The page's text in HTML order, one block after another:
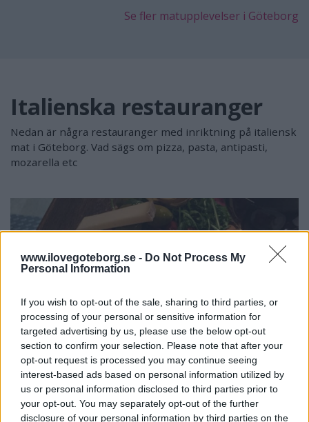
www.ilovegoteborg.se - Do Not Process My
Personal Information
If you wish to opt-out of the sale, sharing to third parties, or
processing of your personal or sensitive information for
targeted advertising by us, please use the below opt-out
section to confirm your selection. Please note that after your
opt-out request is processed you may continue seeing
interest-based ads based on personal information utilized by
us or personal information disclosed to third parties prior to
your opt-out. You may separately opt-out of the further
disclosure of your personal information by third parties on the
Se fler matupplevelser i Göteborg
Italienska restauranger
Nedan är några restauranger med inriktning på italiensk
mat i Göteborg. Vad sägs om pizza, pasta, antipasti,
mozarella etc
Trattoria La Strega
Här äter ni likadan italiensk mat som ni finner på en